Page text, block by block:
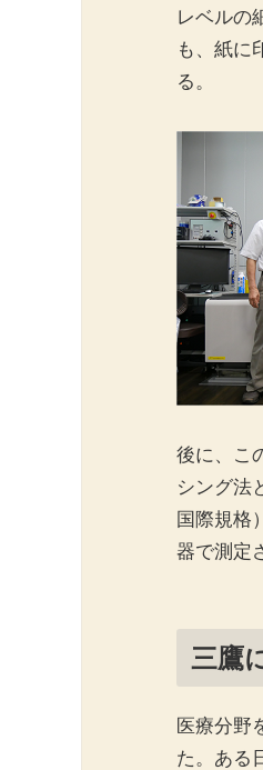
レベルの
も、紙に
る。
後に、こ
シング法
国際規格
器で測定
三鷹
医療分野
た。ある